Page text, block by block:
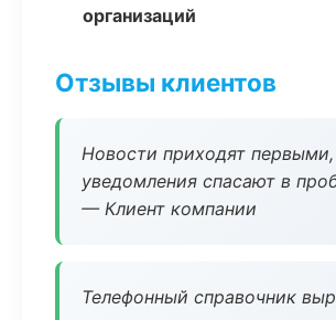
организаций
Отзывы клиентов
Новости приходят
уведомления спасают в
— Клиент компании
Телефонный справочник